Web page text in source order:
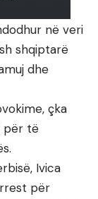
në veri
shqiptarë
dhe
çka
për të
Ivica
për